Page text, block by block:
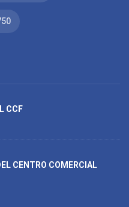
CCF
CENTRO COMERCIAL